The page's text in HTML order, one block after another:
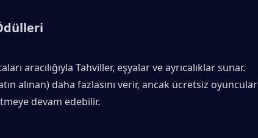
aracılığıyla Tahviller, eşyalar ve ayrıcalıklar sunar.
alınan) daha fazlasını verir, ancak ücretsiz oyuncular
devam edebilir.